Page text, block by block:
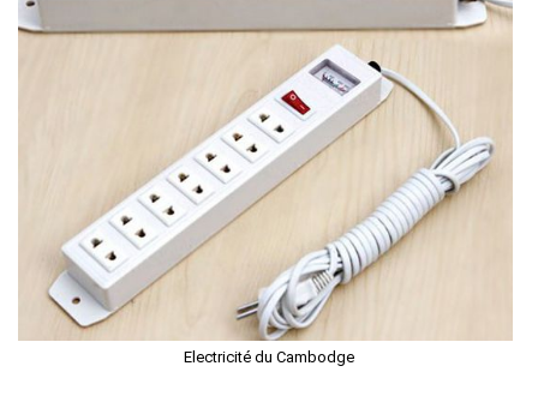
Electricité du Cambodge